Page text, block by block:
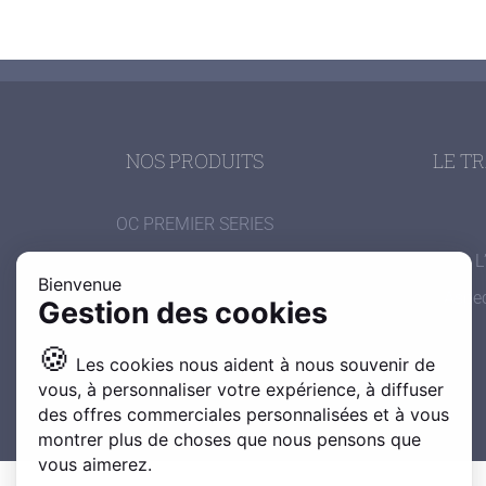
NOS PRODUITS
OC PREMIER SERIES
LE
Bienvenue
Gestion des cookies
🍪 Les cookies nous aident à nous souvenir de
vous, à personnaliser votre expérience, à diffuser
des offres commerciales personnalisées et à vous
montrer plus de choses que nous pensons que
vous aimerez.